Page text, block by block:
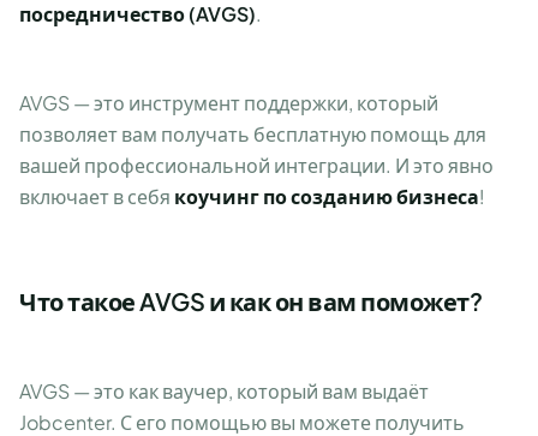
посредничество (AVGS).
AVGS — это инструмент поддержки, который
позволяет вам получать бесплатную помощь для
вашей профессиональной интеграции. И это явно
включает в себя коучинг по созданию бизнеса!
Что такое AVGS и как он вам поможет?
AVGS — это как ваучер, который вам выдаёт
Jobcenter. С его помощью вы можете получить